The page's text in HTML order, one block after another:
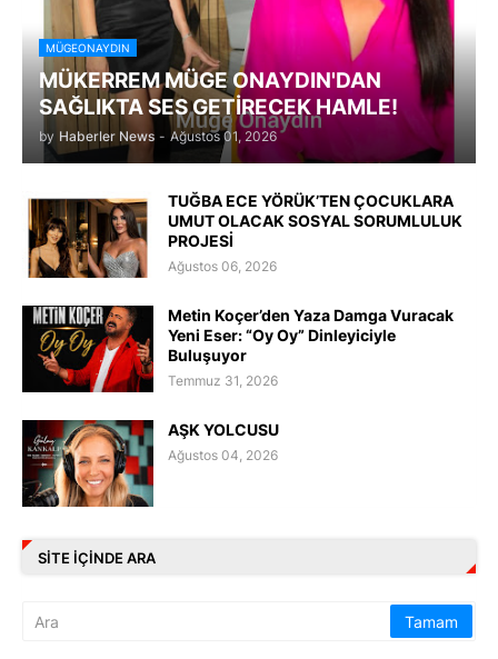
MÜGEONAYDIN
MÜKERREM MÜGE ONAYDIN'DAN
SAĞLIKTA SES GETİRECEK HAMLE!
by Haberler News - Ağustos 01, 2026
TUĞBA ECE YÖRÜK’TEN ÇOCUKLARA
UMUT OLACAK SOSYAL SORUMLULUK
PROJESİ
Ağustos 06, 2026
Metin Koçer’den Yaza Damga Vuracak
Yeni Eser: “Oy Oy” Dinleyiciyle
Buluşuyor
Temmuz 31, 2026
AŞK YOLCUSU
Ağustos 04, 2026
SITE IÇINDE ARA